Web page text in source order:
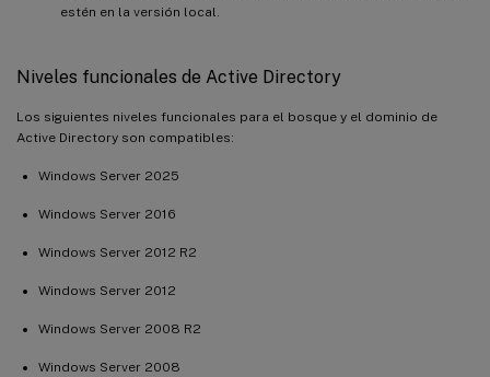
estén en la versión local.
Niveles funcionales de Active Directory
Los siguientes niveles funcionales para el bosque y el dominio de
Active Directory son compatibles:
Windows Server 2025
Windows Server 2016
Windows Server 2012 R2
Windows Server 2012
Windows Server 2008 R2
Windows Server 2008